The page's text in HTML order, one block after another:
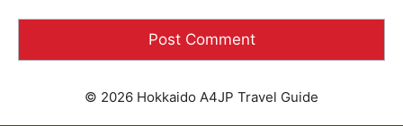
© 2026 Hokkaido A4JP Travel Guide